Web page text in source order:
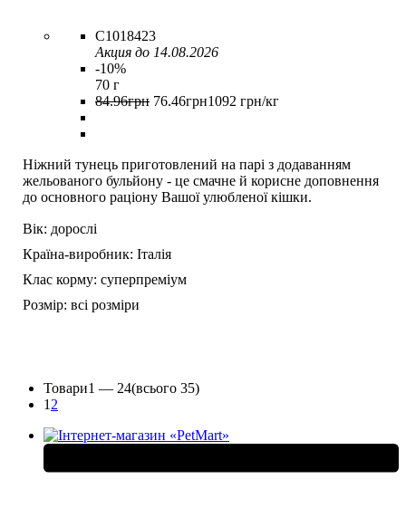
C1018423
Акция до 14.08.2026
-10%
70 г
84.96грн 76.46грн1092 грн/кг
Ніжний тунець приготовлений на парі з додаванням
жельованого бульйону - це смачне й корисне доповнення
до основного раціону Вашої улюбленої кішки.
Вік: дорослі
Країна-виробник: Італія
Клас корму: суперпреміум
Розмір: всі розміри
Товари1 — 24(всього 35)
1 2